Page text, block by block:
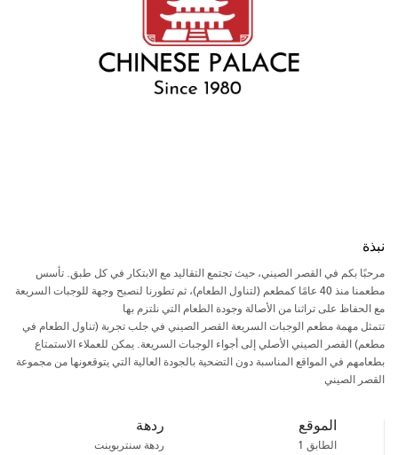
نبذة
مرحبًا بكم في القصر الصيني، حيث تجتمع التقاليد مع الابتكار في كل طبق. تأسس
مطعمنا منذ 40 عامًا كمطعم (لتناول الطعام)، ثم تطورنا لنصبح وجهة للوجبات السريعة
مع الحفاظ على تراثنا من الأصالة وجودة الطعام التي نلتزم بها
تتمثل مهمة مطعم الوجبات السريعة القصر الصيني في جلب تجربة (تناول الطعام في
مطعم) القصر الصيني الأصلي إلى أجواء الوجبات السريعة. يمكن للعملاء الاستمتاع
بطعامهم في المواقع المناسبة دون التضحية بالجودة العالية التي يتوقعونها من مجموعة
القصر الصيني
الموقع
الطابق 1
ردهة
ردهة سنتربوينت